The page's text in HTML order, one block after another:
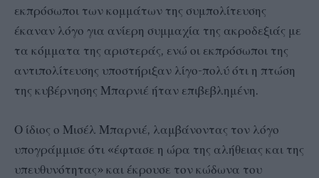
εκπρόσωποι των κομμάτων της συμπολίτευσης
έκαναν λόγο για ανίερη συμμαχία της ακροδεξιάς με
τα κόμματα της αριστεράς, ενώ οι εκπρόσωποι της
αντιπολίτευσης υποστήριξαν λίγο-πολύ ότι η πτώση
της κυβέρνησης Μπαρνιέ ήταν επιβεβλημένη.
Ο ίδιος ο Μισέλ Μπαρνιέ, λαμβάνοντας τον λόγο
υπογράμμισε ότι «έφτασε η ώρα της αλήθειας και της
υπευθυνότητας» και έκρουσε τον κώδωνα του